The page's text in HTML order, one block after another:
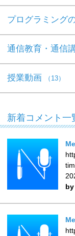
プログラミング
通信教育・通信
授業動画 （13）
新着コメント一